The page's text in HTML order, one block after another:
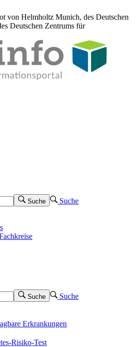
von Helmholtz Munich, des Deutschen
Deutschen Zentrums für
Suche Suche
Suche Suche
Erkrankungen
Risiko-Test